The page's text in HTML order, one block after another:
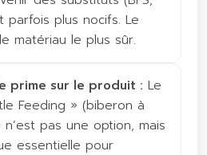
parfois plus nocifs. Le
matériau le plus sûr.
prime sur le produit : Le
Feeding » (biberon à
n’est pas une option, mais
essentielle pour